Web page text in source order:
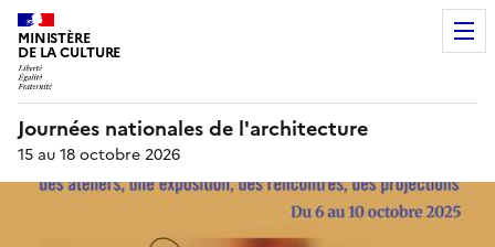
MINISTÈRE
DE LA CULTURE
Journées nationales de l'architecture
15 au 18 octobre 2026